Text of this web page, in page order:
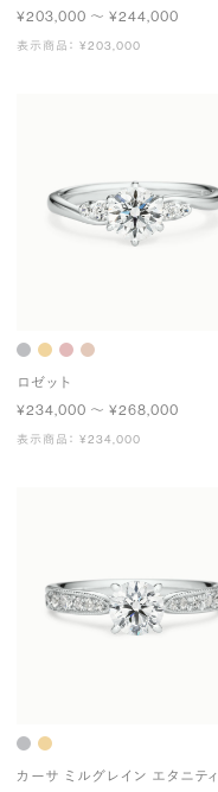
¥203,000 〜 ¥244,000
表示商品： ¥203,000
ロゼット
¥234,000 〜 ¥268,000
表示商品： ¥234,000
カーサ ミルグレイン エタニティ